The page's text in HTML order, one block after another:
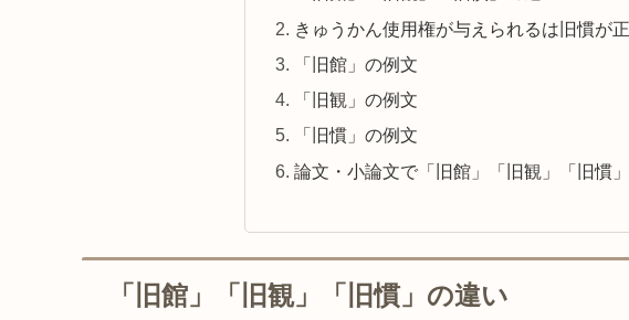
きゅうかん使用権が与えられるは旧慣が
「旧館」の例文
「旧観」の例文
「旧慣」の例文
論文・小論文で「旧館」「旧観」「旧慣
「旧館」「旧観」「旧慣」の違い